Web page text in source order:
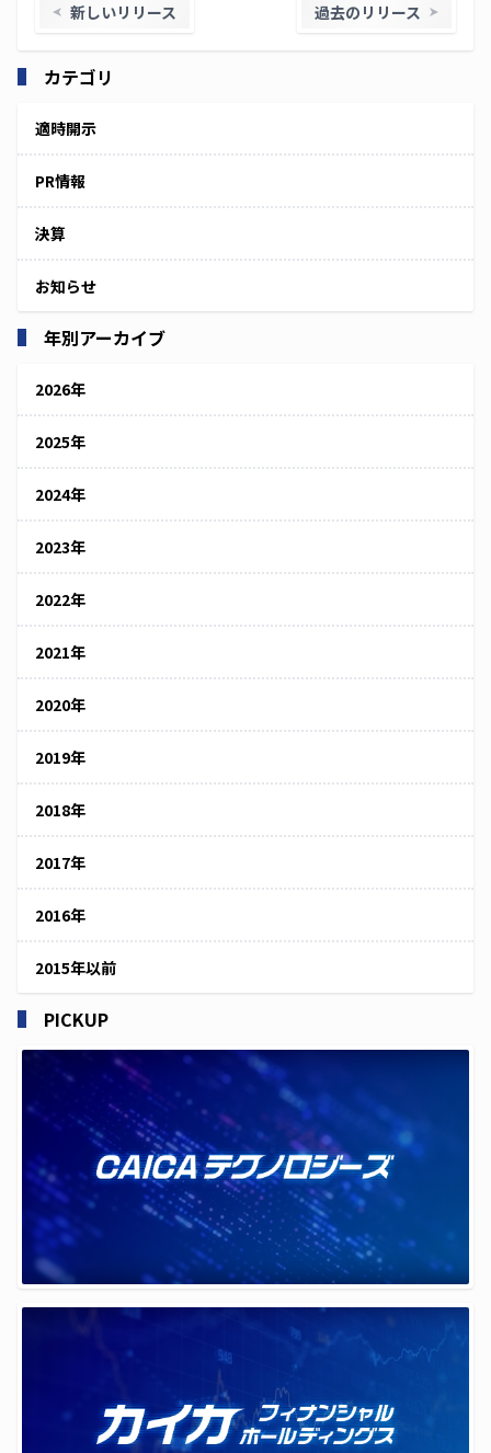
新しいリリース 過去のリリース
カテゴリ
適時開示
PR情報
決算
お知らせ
年別アーカイブ
2026年
2025年
2024年
2023年
2022年
2021年
2020年
2019年
2018年
2017年
2016年
2015年以前
PICKUP